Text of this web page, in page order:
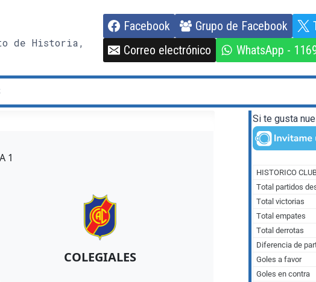
de Historia,
Facebook Grupo de Facebook
Correo electrónico
WhatsApp -
1
COLEGIALES
Si te gusta